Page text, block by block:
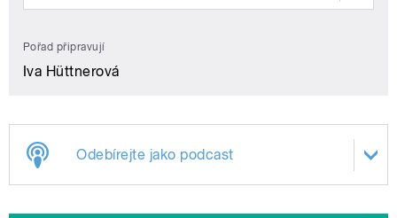
Pořad připravují
Iva Hüttnerová
Odebírejte jako podcast